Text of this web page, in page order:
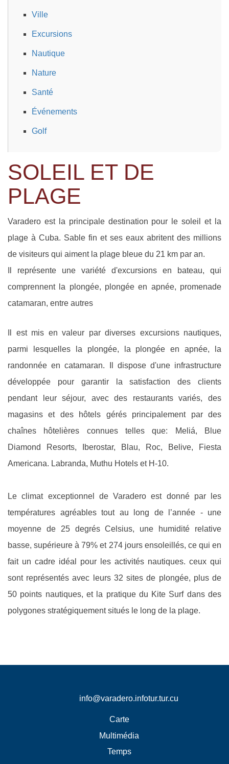
Ville
Excursions
Nautique
Nature
Santé
Événements
Golf
SOLEIL ET DE
PLAGE
Varadero est la principale destination pour le soleil et la
plage à Cuba. Sable fin et ses eaux abritent des millions
de visiteurs qui aiment la plage bleue du 21 km par an.
Il représente une variété d'excursions en bateau, qui
comprennent la plongée, plongée en apnée, promenade
catamaran, entre autres
Il est mis en valeur par diverses excursions nautiques,
parmi lesquelles la plongée, la plongée en apnée, la
randonnée en catamaran.
Il dispose d'une infrastructure
développée pour garantir la satisfaction des clients
pendant leur séjour, avec des restaurants variés, des
magasins et des hôtels gérés principalement par des
chaînes hôtelières connues telles que: Meliá, Blue
Diamond Resorts, Iberostar, Blau, Roc, Belive, Fiesta
Americana. Labranda, Muthu Hotels et H-10.
Le climat exceptionnel de Varadero est donné par les
températures agréables tout au long de l’année - une
moyenne de 25 degrés Celsius, une humidité relative
basse, supérieure à 79% et 274 jours ensoleillés, ce qui en
fait un cadre idéal pour les activités nautiques. ceux qui
sont représentés avec leurs 32 sites de plongée, plus de
50 points nautiques, et la pratique du Kite Surf dans des
polygones stratégiquement situés le long de la plage.
info@varadero.infotur.tur.cu
Carte
Multimédia
Temps